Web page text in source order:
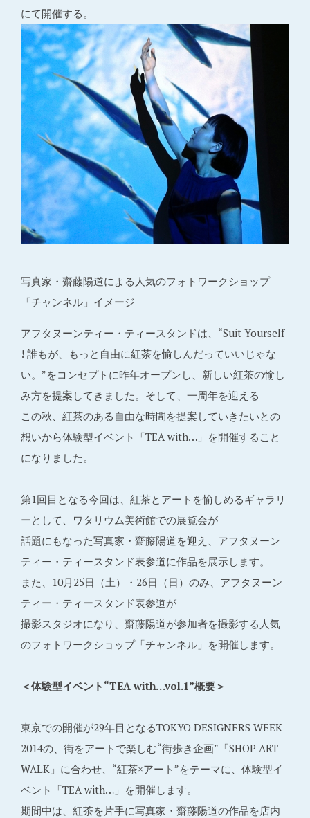
にて開催する。
写真家・齋藤陽道による人気のフォトワークショップ
「チャンネル」イメージ
アフタヌーンティー・ティースタンドは、“Suit Yourself
! 誰もが、もっと自由に紅茶を愉しんだっていいじゃな
い。”をコンセプトに昨年オープンし、新しい紅茶の愉し
み方を提案してきました。そして、一周年を迎える
この秋、紅茶のある自由な時間を提案していきたいとの
想いから体験型イベント「TEA with…」を開催すること
になりました。
第1回目となる今回は、紅茶とアートを愉しめるギャラリ
ーとして、ワタリウム美術館での展覧会が
話題にもなった写真家・齋藤陽道を迎え、アフタヌーン
ティー・ティースタンド表参道に作品を展示します。
また、10月25日（土）・26日（日）のみ、アフタヌーン
ティー・ティースタンド表参道が
撮影スタジオになり、齋藤陽道が参加者を撮影する人気
のフォトワークショップ「チャンネル」を開催します。
＜体験型イベント“TEA with…vol.1”概要＞
東京での開催が29年目となるTOKYO DESIGNERS WEEK
2014の、街をアートで楽しむ“街歩き企画”「SHOP ART
WALK」に合わせ、“紅茶×アート”をテーマに、体験型イ
ベント「TEA with…」を開催します。
期間中は、紅茶を片手に写真家・齋藤陽道の作品を店内